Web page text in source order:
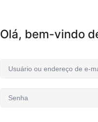
Olá, bem-vindo